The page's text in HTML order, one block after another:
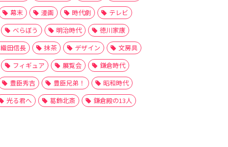
幕末
漫画 時代劇
テレビ
べらぼう
明治時代
徳川家康
織田信長
抹茶 デザイン
文房具
フィギュア
展覧会
鎌倉時代
豊臣秀吉
豊臣兄弟！
昭和時代
光る君へ
葛飾北斎 鎌倉殿の13人